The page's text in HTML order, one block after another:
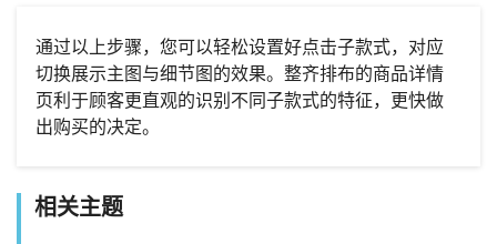
通过以上步骤，您可以轻松设置好点击子款式，对应
切换展示主图与细节图的效果。整齐排布的商品详情
页利于顾客更直观的识别不同子款式的特征，更快做
出购买的决定。
相关主题